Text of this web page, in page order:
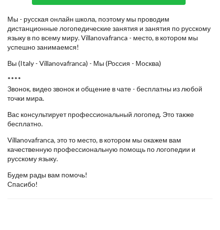
Мы - русская онлайн школа, поэтому мы проводим
дистанционные логопедические занятия и занятия по русскому
языку в по всему миру. Villanovafranca - место, в котором мы
успешно занимаемся!
Вы (Italy - Villanovafranca) - Мы (Россия - Москва)
****
Звонок, видео звонок и общение в чате - бесплатны из любой
точки мира.
Вас консультирует профессиональный логопед. Это также
бесплатно.
Villanovafranca, это то место, в котором мы окажем вам
качественную профессиональную помощь по логопедии и
русскому языку.
Будем рады вам помочь!
Спасибо!